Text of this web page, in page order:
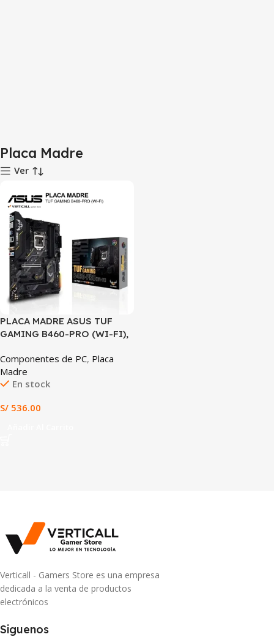
Placa Madre
Ver
PLACA MADRE ASUS TUF
GAMING B460-PRO (WI-FI),
Wi-Fi INTEGRADO, TUF
PROTECTION
Componentes de PC, Placa
Madre
En stock
S/ 536.00
Verticall - Gamers Store es una empresa
dedicada a la venta de productos
electrónicos
Siguenos